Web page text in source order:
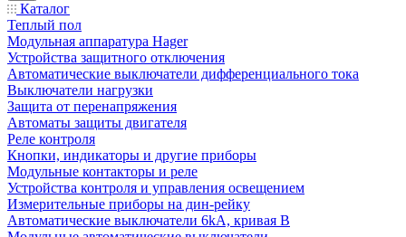
Каталог
Теплый пол
Модульная аппаратура Hager
Устройства защитного отключения
Автоматические выключатели дифференциального тока
Выключатели нагрузки
Защита от перенапряжения
Автоматы защиты двигателя
Реле контроля
Кнопки, индикаторы и другие приборы
Модульные контакторы и реле
Устройства контроля и управления освещением
Измерительные приборы на дин-рейку
Автоматические выключатели 6kA, кривая В